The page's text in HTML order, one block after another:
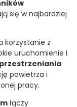
się w najbardziej
korzystanie z
uruchomienie i
powietrza i
pracy.
łączy